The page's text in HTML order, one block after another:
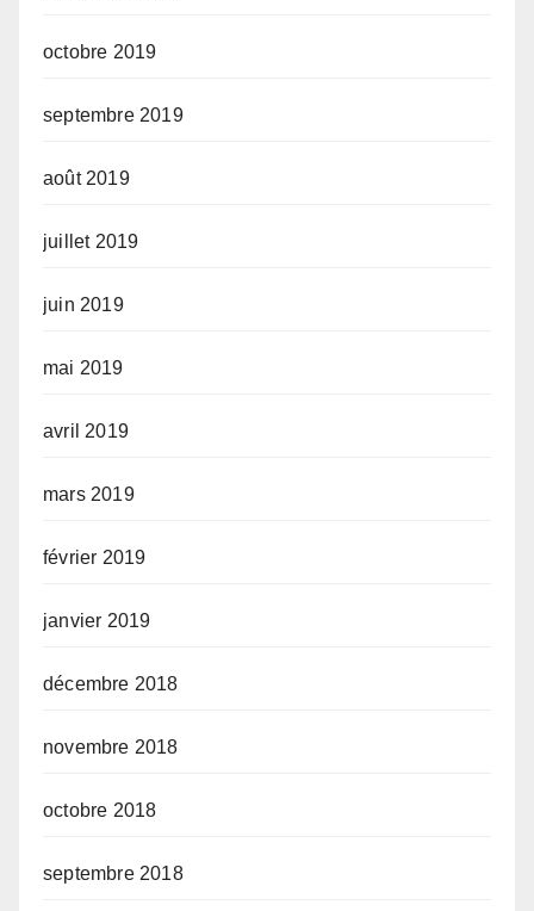
octobre 2019
septembre 2019
août 2019
juillet 2019
juin 2019
mai 2019
avril 2019
mars 2019
février 2019
janvier 2019
décembre 2018
novembre 2018
octobre 2018
septembre 2018